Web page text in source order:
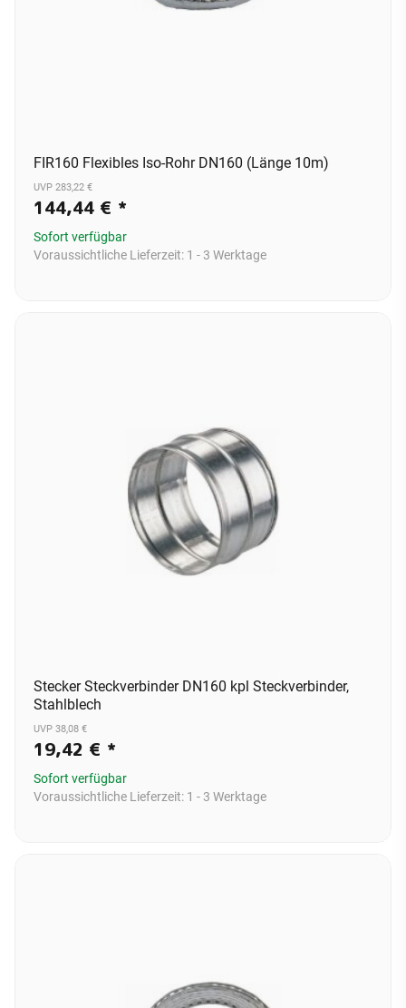
FIR160 Flexibles Iso-Rohr DN160 (Länge 10m)
UVP 283,22 €
144,44 € *
Sofort verfügbar
Voraussichtliche Lieferzeit: 1 - 3 Werktage
Stecker Steckverbinder DN160 kpl Steckverbinder,
Stahlblech
UVP 38,08 €
19,42 € *
Sofort verfügbar
Voraussichtliche Lieferzeit: 1 - 3 Werktage